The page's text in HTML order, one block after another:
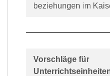
beziehungen im
Vorschläge für